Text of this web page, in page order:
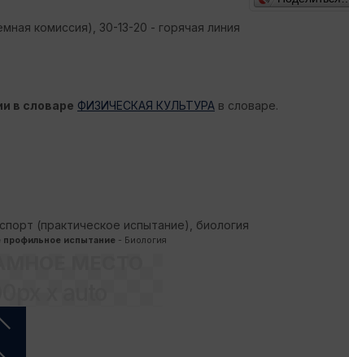
комиссия), 30-13-20 - горячая линия
в словаре ФИЗИЧЕСКАЯ КУЛЬТУРА в словаре.
(практическое испытание), биология
профильное испытание - Биология